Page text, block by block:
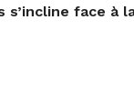
s’incline face à